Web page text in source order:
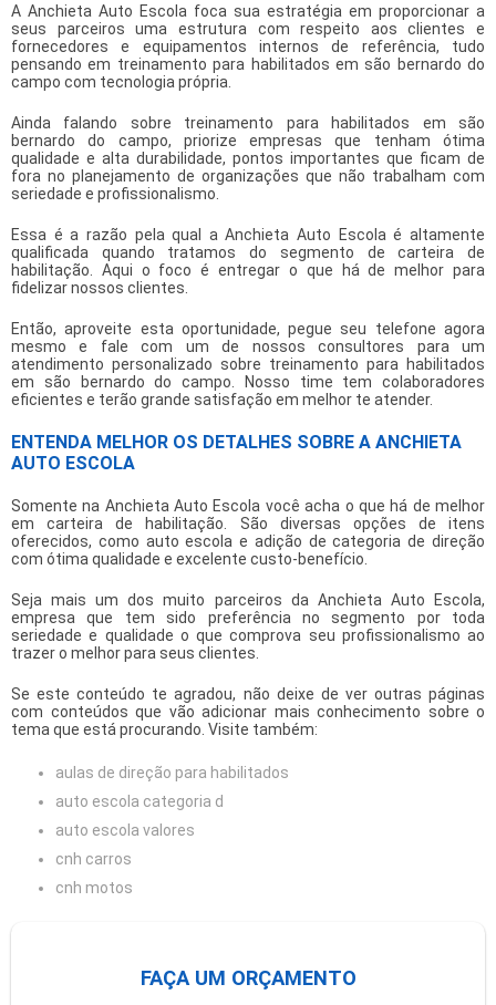
A Anchieta Auto Escola foca sua estratégia em proporcionar a
seus parceiros uma estrutura com respeito aos clientes e
fornecedores e equipamentos internos de referência, tudo
pensando em treinamento para habilitados em são bernardo do
campo com tecnologia própria.
Ainda falando sobre treinamento para habilitados em são
bernardo do campo, priorize empresas que tenham ótima
qualidade e alta durabilidade, pontos importantes que ficam de
fora no planejamento de organizações que não trabalham com
seriedade e profissionalismo.
Essa é a razão pela qual a Anchieta Auto Escola é altamente
qualificada quando tratamos do segmento de carteira de
habilitação. Aqui o foco é entregar o que há de melhor para
fidelizar nossos clientes.
Então, aproveite esta oportunidade, pegue seu telefone agora
mesmo e fale com um de nossos consultores para um
atendimento personalizado sobre treinamento para habilitados
em são bernardo do campo . Nosso time tem colaboradores
eficientes e terão grande satisfação em melhor te atender.
ENTENDA MELHOR OS DETALHES SOBRE A ANCHIETA
AUTO ESCOLA
Somente na Anchieta Auto Escola você acha o que há de melhor
em carteira de habilitação. São diversas opções de itens
oferecidos, como auto escola e adição de categoria de direção
com ótima qualidade e excelente custo-benefício.
Seja mais um dos muito parceiros da Anchieta Auto Escola,
empresa que tem sido preferência no segmento por toda
seriedade e qualidade o que comprova seu profissionalismo ao
trazer o melhor para seus clientes.
Se este conteúdo te agradou, não deixe de ver outras páginas
com conteúdos que vão adicionar mais conhecimento sobre o
tema que está procurando. Visite também:
aulas de direção para habilitados
auto escola categoria d
auto escola valores
cnh carros
cnh motos
FAÇA UM ORÇAMENTO